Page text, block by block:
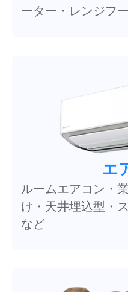
ーター・レンジフ
エ
ルームエアコン・
け・天井埋込型・
など